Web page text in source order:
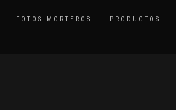
FOTOS MORTEROS PRODUCTOS